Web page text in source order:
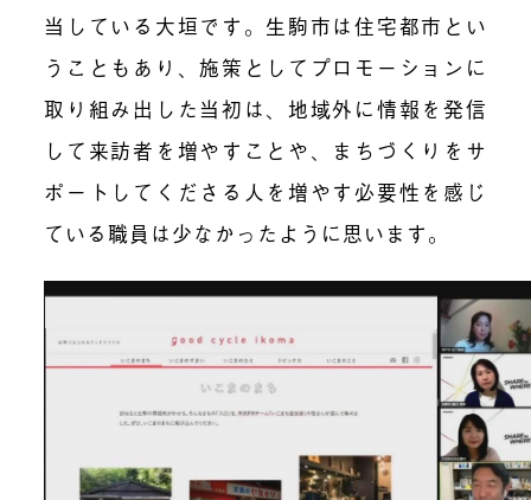
当している大垣です。生駒市は住宅都市とい
うこともあり、施策としてプロモーションに
取り組み出した当初は、地域外に情報を発信
して来訪者を増やすことや、まちづくりをサ
ポートしてくださる人を増やす必要性を感じ
ている職員は少なかったように思います。